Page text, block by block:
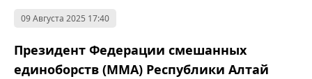
09 Августа 2025 17:40
Президент Федерации смешанных
единоборств (ММА) Республики Алтай